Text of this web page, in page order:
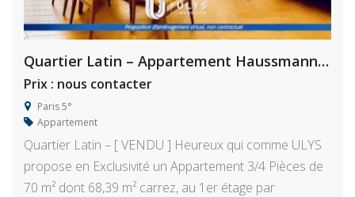
Quartier Latin – Appartement Haussmannien 4 Pièces 70 m² à Rafraichir
Prix : nous contacter
Paris 5°
Appartement
Quartier Latin – [ VENDU ] Heureux qui comme ULYS
propose en Exclusivité un Appartement 3/4 Pièces de
70 m² dont 68,39 m² carrez, au 1er étage par